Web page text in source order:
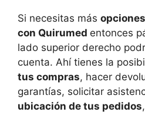
Si necesitas más
con Quirumed entonces
lado superior derecho
cuenta. Ahí tienes la
tus compras, hacer
garantías, solicitar
ubicación de tus pedidos